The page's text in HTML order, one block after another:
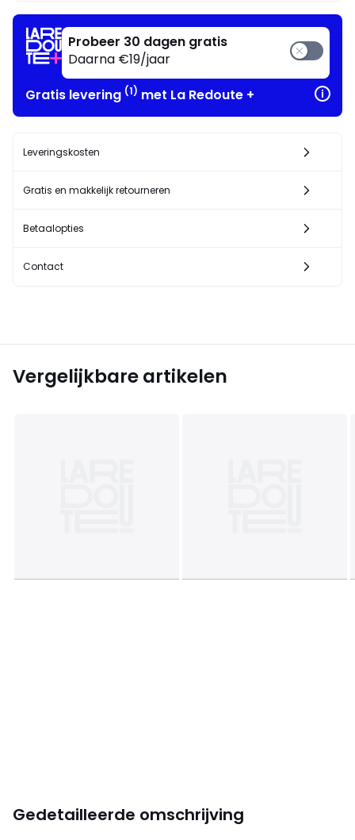
Probeer 30 dagen gratis
Daarna €19/jaar
Gratis levering (1) met La Redoute +
Leveringskosten
Gratis en makkelijk retourneren
Betaalopties
Contact
Vergelijkbare artikelen
Gedetailleerde omschrijving